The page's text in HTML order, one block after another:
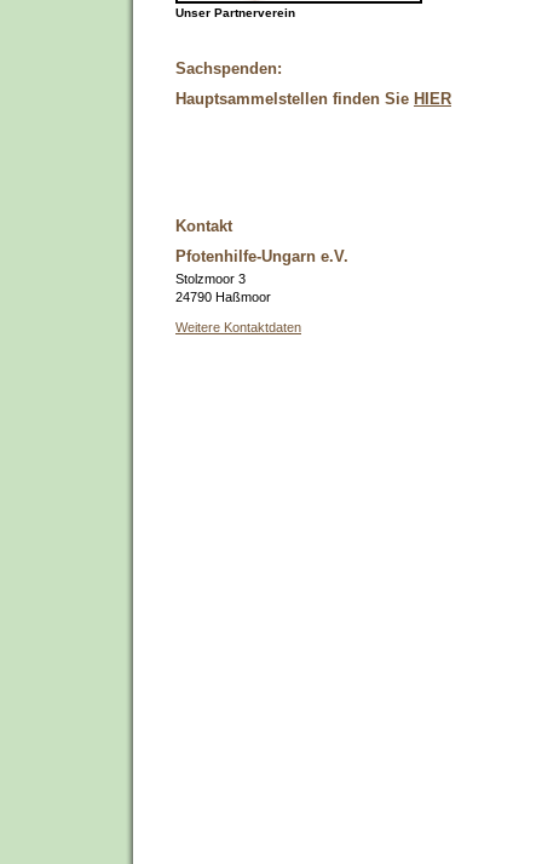
Unser Partnerverein
Sachspenden:
Hauptsammelstellen finden Sie HIER
Kontakt
Pfotenhilfe-Ungarn e.V.
Stolzmoor 3
24790 Haßmoor
Weitere Kontaktdaten